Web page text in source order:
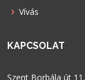
Vívás
KAPCSOLAT
Szent Borbála út 11.